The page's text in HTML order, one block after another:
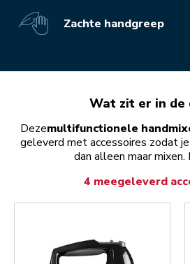
Zachte handgreep
Wat zit er in de
Dezemultifunctionele
geleverd met accessoires zodat
dan alleen maar mixen.
4 meegeleverd